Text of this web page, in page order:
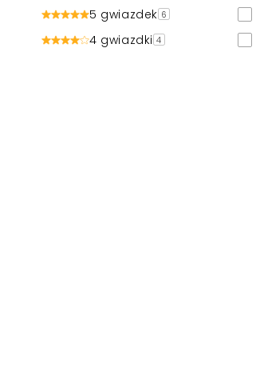
5 gwiazdek 6
4 gwiazdki 4